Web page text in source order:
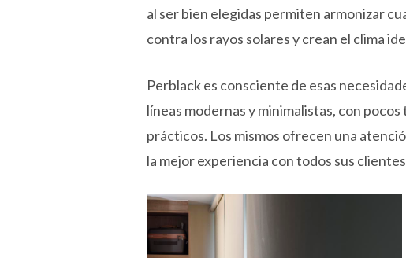
al ser bien elegidas permiten armonizar
contra los rayos solares y crean el clima
Perblack es consciente de esas
líneas modernas y minimalistas, con
prácticos. Los mismos ofrecen una
la mejor experiencia con todos sus